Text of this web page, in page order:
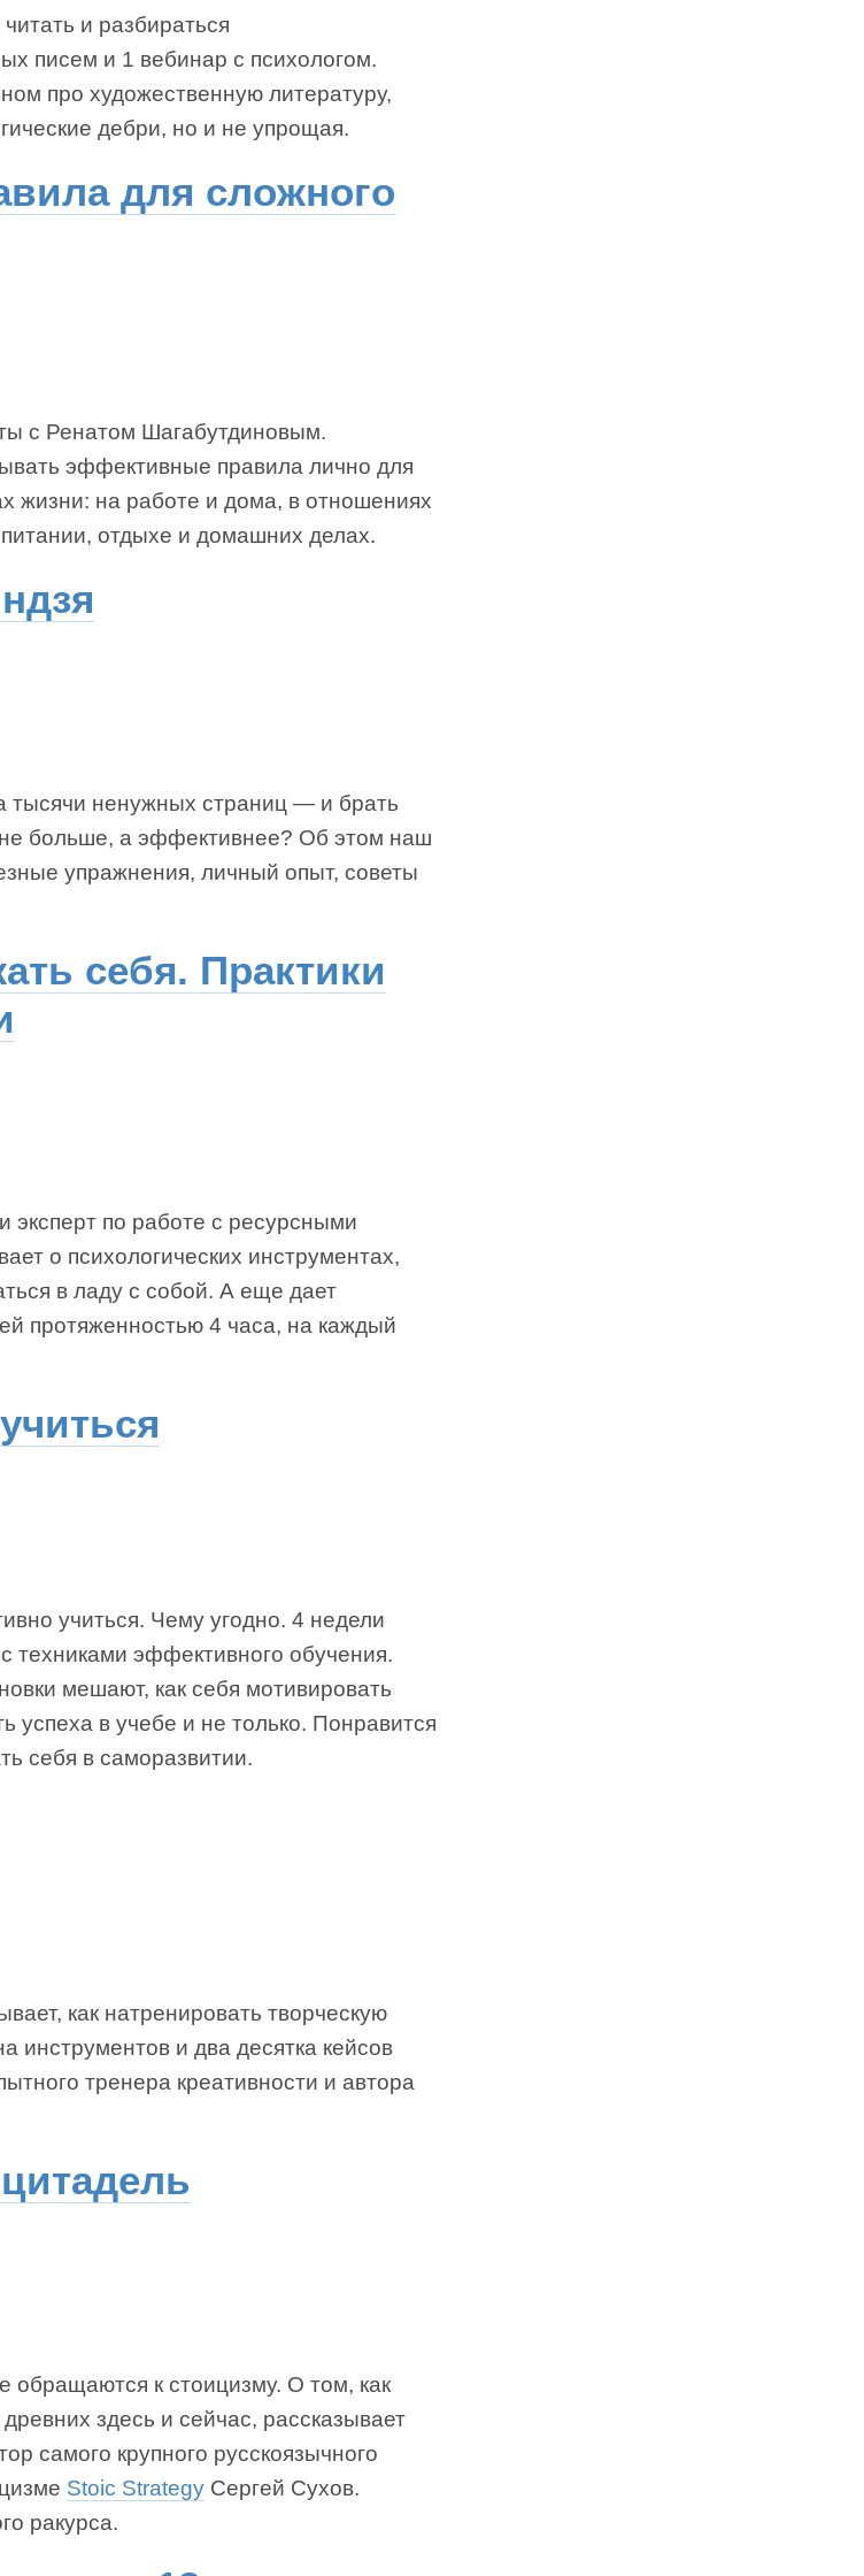
и разбираться
писем и 1 вебинар с психологом.
про художественную литературу,
дебри, но и не упрощая.
для сложного
с Ренатом Шагабутдиновым.
эффективные правила лично для
жизни: на работе и дома, в отношениях
отдыхе и домашних делах.
тысячи ненужных страниц — и брать
больше, а эффективнее? Об этом наш
упражнения, личный опыт, советы
себя. Практики
по работе с ресурсными
о психологических инструментах,
в ладу с собой. А еще дает
протяженностью 4 часа, на каждый
учиться. Чему угодно. 4 недели
техниками эффективного обучения.
мешают, как себя мотивировать
успеха в учебе и не только. Понравится
себя в саморазвитии.
как натренировать творческую
и два десятка кейсов
тренера креативности и автора
обращаются к стоицизму. О том, как
здесь и сейчас, рассказывает
самого крупного русскоязычного
Stoic Strategy Сергей Сухов.
ракурса.